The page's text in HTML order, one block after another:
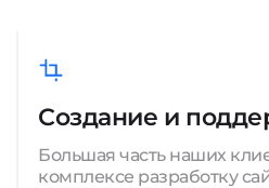
Создание и
Большая часть наших
комплексе разработку